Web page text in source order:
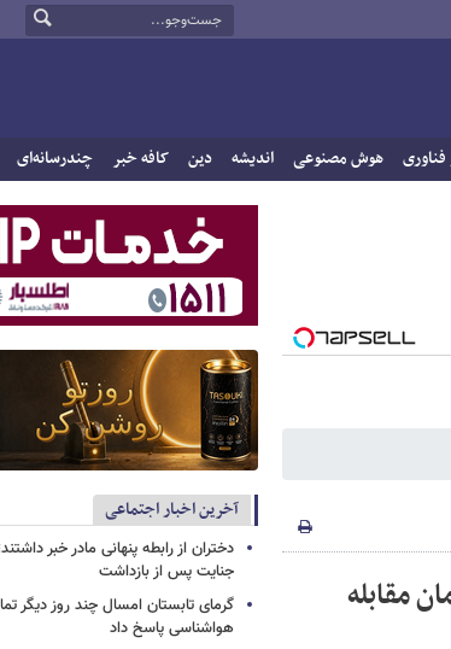
هوش مصنوعی اندیشه دین کافه خبر چندرسانه‌ای
مقابله
آخرین اخبار اجتماعی
دختران از رابطه پنهانی مادر خبر
جنایت پس از بازداشت
گرمای تابستان امسال چند روز دیگر
هواشناسی پاسخ داد